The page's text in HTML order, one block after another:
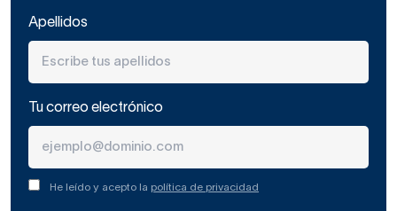
Apellidos
Tu correo electrónico
He leído y acepto la política de privacidad